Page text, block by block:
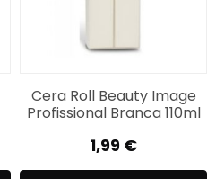
Cera Roll Beauty Image
Profissional Branca 110ml
1,99 €